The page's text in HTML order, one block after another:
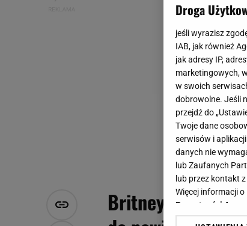
Britney Spears
Droga
jeśli wyrazisz
IAB, jak również
jak adresy IP,
marketingowych,
w swoich
dobrowolne. Jeśli
przejdź do
Twoje dane
serwisów i
danych nie
lub Zaufanych
lub przez kontakt
Więcej informacji
Prywatności Agora